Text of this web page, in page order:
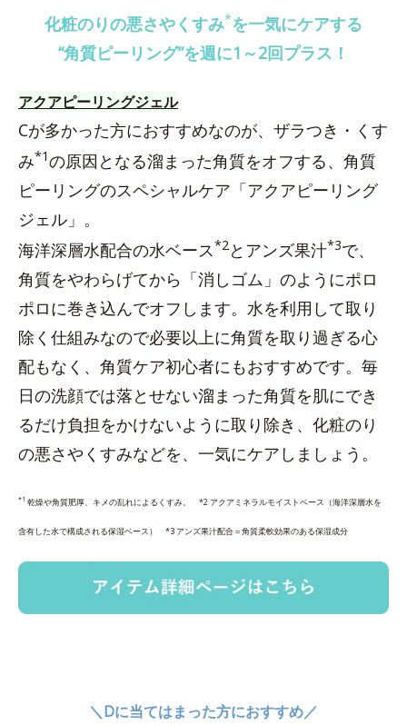
化粧のりの悪さやくすみ*を一気にケアする
“角質ピーリング”を週に1～2回プラス！
アクアピーリングジェル
Cが多かった方におすすめなのが、ザラつき・くす
み*1の原因となる溜まった角質をオフする、角質
ピーリングのスペシャルケア「アクアピーリング
ジェル」。
海洋深層水配合の水ベース*2とアンズ果汁*3で、
角質をやわらげてから「消しゴム」のようにポロ
ポロに巻き込んでオフします。水を利用して取り
除く仕組みなので必要以上に角質を取り過ぎる心
配もなく、角質ケア初心者にもおすすめです。毎
日の洗顔では落とせない溜まった角質を肌にでき
るだけ負担をかけないように取り除き、化粧のり
の悪さやくすみなどを、一気にケアしましょう。
*1 乾燥や角質肥厚、キメの乱れによるくすみ。 *2 アクアミネラルモイストベース（海洋深層水を
含有した水で構成される保湿ベース） *3 アンズ果汁配合＝角質柔軟効果のある保湿成分
＼Dに当てはまった方におすすめ／